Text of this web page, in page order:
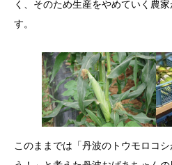
く、そのため生産をやめていく農
す。
このままでは「丹波のトウモロコ